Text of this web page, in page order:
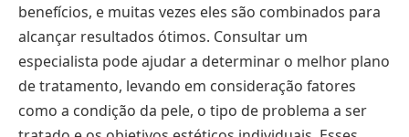
benefícios, e muitas vezes eles são combinados para
alcançar resultados ótimos. Consultar um
especialista pode ajudar a determinar o melhor plano
de tratamento, levando em consideração fatores
como a condição da pele, o tipo de problema a ser